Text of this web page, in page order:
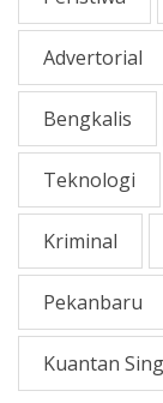
Advertorial
Bengkalis
Teknologi
Kriminal
Pekanbaru
Kuantan